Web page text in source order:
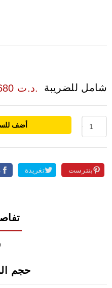
1.680 د.ت. شامل للضريبة
أضف
تغريدة بنترست
حجم